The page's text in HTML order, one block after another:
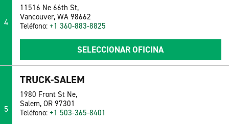
4
11516 Ne 66th St,
Vancouver, WA 98662
Teléfono: +1 360-883-8825
SELECCIONAR OFICINA
5
TRUCK-SALEM
1980 Front St Ne,
Salem, OR 97301
Teléfono: +1 503-365-8401